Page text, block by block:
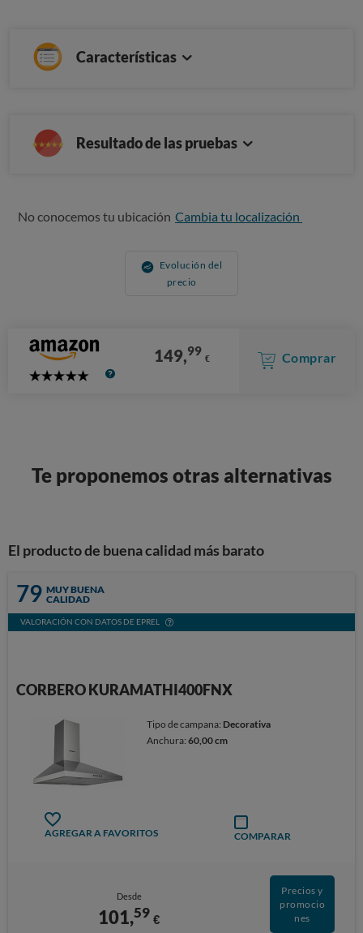
Características
Resultado de las pruebas
No conocemos tu ubicación Cambia tu localización
Evolución del
precio
5
149,99 € Comprar
Te proponemos otras alternativas
El producto de buena calidad más barato
79 MUY BUENA
CALIDAD
VALORACIÓN CON DATOS DE EPREL
CORBERO KURAMATHI400FNX
Tipo de campana: Decorativa
Anchura:60,00 cm
AGREGAR A FAVORITOS COMPARAR
Desde
101,59 €
Precios y
promocio
nes